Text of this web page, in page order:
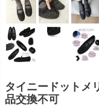
タイニードットメ
品交換不可